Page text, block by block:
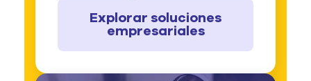
Explorar soluciones
empresariales